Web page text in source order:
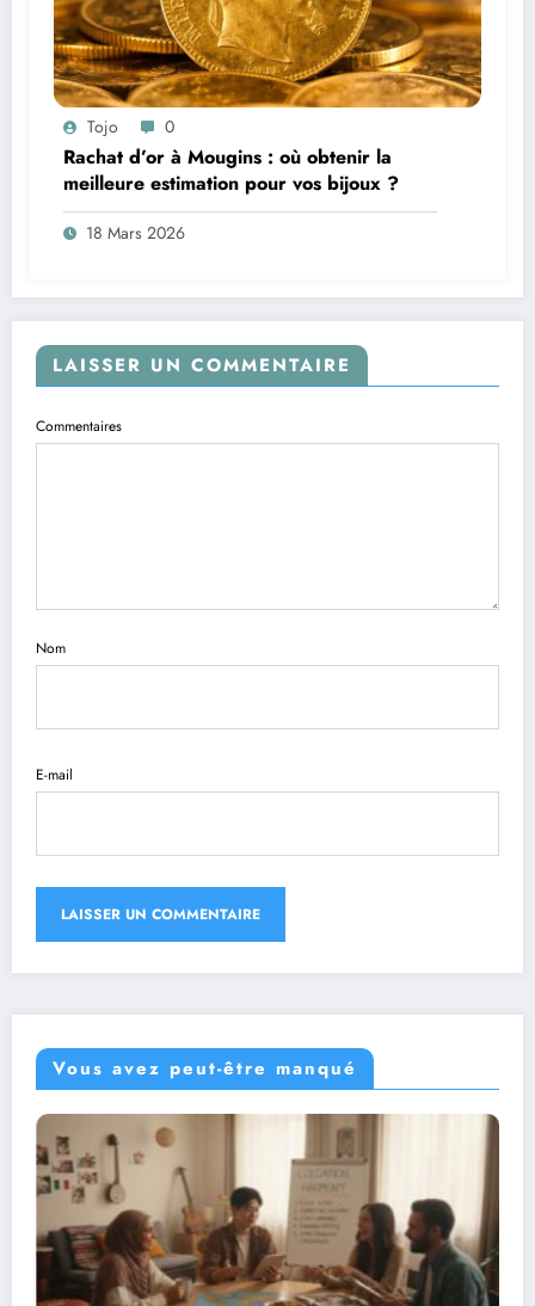
Tojo 0
Rachat d’or à Mougins : où obtenir la
meilleure estimation pour vos bijoux ?
18 Mars 2026
LAISSER UN COMMENTAIRE
Commentaires
Nom
E-mail
Vous avez peut-être manqué